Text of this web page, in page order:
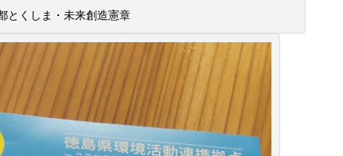
とくしま・未来創造憲章